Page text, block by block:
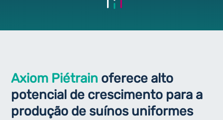
Axiom Piétrain oferece alto
potencial de crescimento para a
produção de suínos uniformes